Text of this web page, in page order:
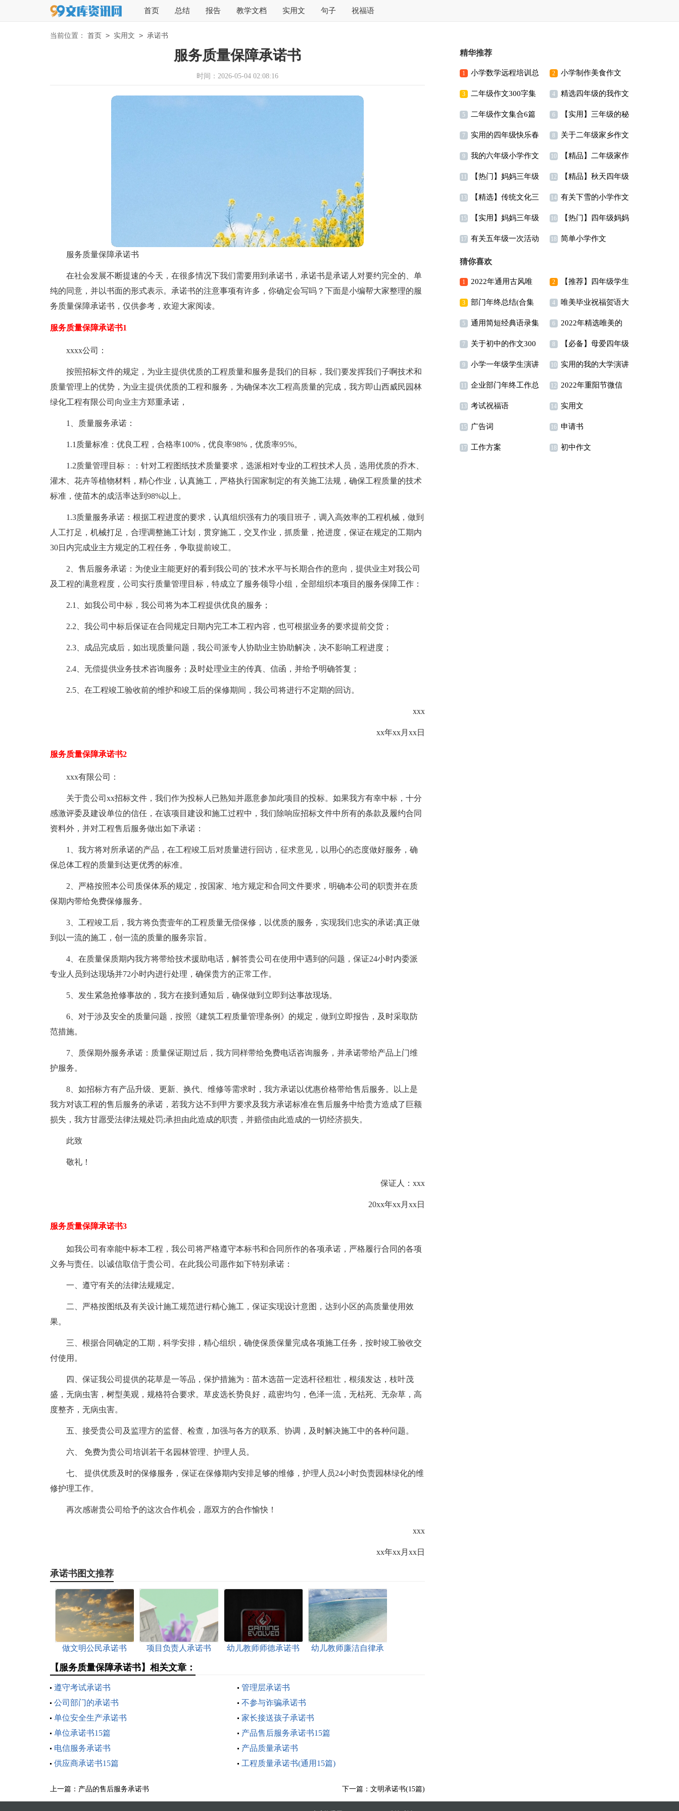
首页 总结 报告 教学文档 实用文 句子 祝福语
当前位置： 首页 > 实用文 > 承诺书
服务质量保障承诺书
时间：2026-05-04 02:08:16
服务质量保障承诺书
在社会发展不断提速的今天，在很多情况下我们需要用到承诺书，承诺书是承诺人对要约完全的、单
纯的同意，并以书面的形式表示。承诺书的注意事项有许多，你确定会写吗？下面是小编帮大家整理的服
务质量保障承诺书，仅供参考，欢迎大家阅读。
服务质量保障承诺书1
xxxx公司：
按照招标文件的规定，为业主提供优质的工程质量和服务是我们的目标，我们要发挥我们子啊技术和
质量管理上的优势，为业主提供优质的工程和服务，为确保本次工程高质量的完成，我方即山西威民园林
绿化工程有限公司向业主方郑重承诺，
1、质量服务承诺：
1.1质量标准：优良工程，合格率100%，优良率98%，优质率95%。
1.2质量管理目标：：针对工程图纸技术质量要求，选派相对专业的工程技术人员，选用优质的乔木、
灌木、花卉等植物材料，精心作业，认真施工，严格执行国家制定的有关施工法规，确保工程质量的技术
标准，使苗木的成活率达到98%以上。
1.3质量服务承诺：根据工程进度的要求，认真组织强有力的项目班子，调入高效率的工程机械，做到
人工打足，机械打足，合理调整施工计划，贯穿施工，交叉作业，抓质量，抢进度，保证在规定的工期内
30日内完成业主方规定的工程任务，争取提前竣工。
2、售后服务承诺：为使业主能更好的看到我公司的`技术水平与长期合作的意向，提供业主对我公司
及工程的满意程度，公司实行质量管理目标，特成立了服务领导小组，全部组织本项目的服务保障工作：
2.1、如我公司中标，我公司将为本工程提供优良的服务；
2.2、我公司中标后保证在合同规定日期内完工本工程内容，也可根据业务的要求提前交货；
2.3、成品完成后，如出现质量问题，我公司派专人协助业主协助解决，决不影响工程进度；
2.4、无偿提供业务技术咨询服务；及时处理业主的传真、信函，并给予明确答复；
2.5、在工程竣工验收前的维护和竣工后的保修期间，我公司将进行不定期的回访。
xxx
xx年xx月xx日
服务质量保障承诺书2
xxx有限公司：
关于贵公司xx招标文件，我们作为投标人已熟知并愿意参加此项目的投标。如果我方有幸中标，十分
感激评委及建设单位的信任，在该项目建设和施工过程中，我们除响应招标文件中所有的条款及履约合同
资料外，并对工程售后服务做出如下承诺：
1、我方将对所承诺的产品，在工程竣工后对质量进行回访，征求意见，以用心的态度做好服务，确
保总体工程的质量到达更优秀的标准。
2、严格按照本公司质保体系的规定，按国家、地方规定和合同文件要求，明确本公司的职责并在质
保期内带给免费保修服务。
3、工程竣工后，我方将负责壹年的工程质量无偿保修，以优质的服务，实现我们忠实的承诺;真正做
到以一流的施工，创一流的质量的服务宗旨。
4、在质量保质期内我方将带给技术援助电话，解答贵公司在使用中遇到的问题，保证24小时内委派
专业人员到达现场并72小时内进行处理，确保贵方的正常工作。
5、发生紧急抢修事故的，我方在接到通知后，确保做到立即到达事故现场。
6、对于涉及安全的质量问题，按照《建筑工程质量管理条例》的规定，做到立即报告，及时采取防
范措施。
7、质保期外服务承诺：质量保证期过后，我方同样带给免费电话咨询服务，并承诺带给产品上门维
护服务。
8、如招标方有产品升级、更新、换代、维修等需求时，我方承诺以优惠价格带给售后服务。以上是
我方对该工程的售后服务的承诺，若我方达不到甲方要求及我方承诺标准在售后服务中给贵方造成了巨额
损失，我方甘愿受法律法规处罚;承担由此造成的职责，并赔偿由此造成的一切经济损失。
此致
敬礼！
保证人：xxx
20xx年xx月xx日
服务质量保障承诺书3
如我公司有幸能中标本工程，我公司将严格遵守本标书和合同所作的各项承诺，严格履行合同的各项
义务与责任。以诚信取信于贵公司。在此我公司愿作如下特别承诺：
一、遵守有关的法律法规规定。
二、严格按图纸及有关设计施工规范进行精心施工，保证实现设计意图，达到小区的高质量使用效
果。
三、根据合同确定的工期，科学安排，精心组织，确使保质保量完成各项施工任务，按时竣工验收交
付使用。
四、保证我公司提供的花草是一等品，保护措施为：苗木选苗一定选杆径粗壮，根须发达，枝叶茂
盛，无病虫害，树型美观，规格符合要求。草皮选长势良好，疏密均匀，色泽一流，无枯死、无杂草，高
度整齐，无病虫害。
五、接受贵公司及监理方的监督、检查，加强与各方的联系、协调，及时解决施工中的各种问题。
六、 免费为贵公司培训若干名园林管理、护理人员。
七、 提供优质及时的保修服务，保证在保修期内安排足够的维修，护理人员24小时负责园林绿化的维
修护理工作。
再次感谢贵公司给予的这次合作机会，愿双方的合作愉快！
xxx
xx年xx月xx日
承诺书图文推荐
做文明公民承诺书 项目负责人承诺书 幼儿教师师德承诺书
幼儿教师廉洁自律承
【服务质量保障承诺书】相关文章：
遵守考试承诺书
管理层承诺书
公司部门的承诺书
不参与诈骗承诺书
单位安全生产承诺书
家长接送孩子承诺书
单位承诺书15篇
产品售后服务承诺书15篇
电信服务承诺书
产品质量承诺书
供应商承诺书15篇
工程质量承诺书(通用15篇)
上一篇： 产品的售后服务承诺书 下一篇： 文明承诺书(15篇)
精华推荐
1 小学数学远程培训总
结
2 小学制作美食作文
3 二年级作文300字集
合8篇
4 精选四年级的我作文
300字七篇
5 二年级作文集合6篇 6 【实用】三年级的秘
密作文三篇
7 实用的四年级快乐春
节作文三篇
8 关于二年级家乡作文
合集八篇
9 我的六年级小学作文
合集5篇
10 【精品】二年级家作
文合集九篇
11 【热门】妈妈三年级
作文锦集五篇
12 【精品】秋天四年级
的作文4篇
13 【精选】传统文化三
年级作文合集十篇
14 有关下雪的小学作文
15 【实用】妈妈三年级
作文300字7篇
16 【热门】四年级妈妈
作文四篇
17 有关五年级一次活动
作文汇编6篇
18 简单小学作文
猜你喜欢
1 2022年通用古风唯
美句子汇总96条
2 【推荐】四年级学生
作文合集七篇
3 部门年终总结(合集
15篇)
4 唯美毕业祝福贺语大
全（精选60句）
5 通用简短经典语录集
合55句
6 2022年精选唯美的
句子合集66条
7 关于初中的作文300
字合集六篇
8 【必备】母爱四年级
作文集锦9篇
9 小学一年级学生演讲
稿
10 实用的我的大学演讲
稿三篇
11 企业部门年终工作总
结
12 2022年重阳节微信
问候语
13 考试祝福语 14 实用文
15 广告词 16 申请书
17 工作方案 18 初中作文